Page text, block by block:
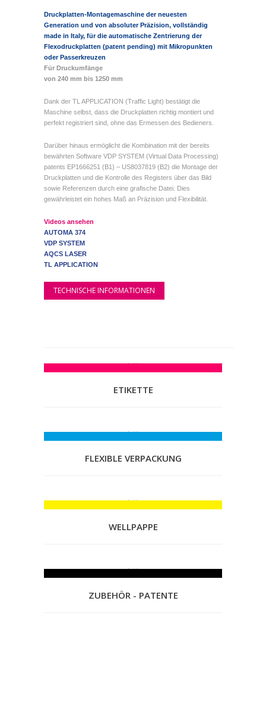
Druckplatten-Montagemaschine der neuesten
Generation und von absoluter Präzision, vollständig
made in Italy, für die automatische Zentrierung der
Flexodruckplatten (patent pending) mit Mikropunkten
oder Passerkreuzen
Für Druckumfänge
von 240 mm bis 1250 mm
Dank der TL APPLICATION (Traffic Light) bestätigt die
Maschine selbst, dass die Druckplatten richtig montiert und
perfekt registriert sind, ohne das Ermessen des Bedieners.
Darüber hinaus ermöglicht die Kombination mit der bereits
bewährten Software VDP SYSTEM (Virtual Data Processing)
patents EP1666251 (B1) – US8037819 (B2) die Montage der
Druckplatten und die Kontrolle des Registers über das Bild
sowie Referenzen durch eine grafische Datei. Dies
gewährleistet ein hohes Maß an Präzision und Flexibilität.
Videos ansehen
AUTOMA 374
VDP SYSTEM
AQCS LASER
TL APPLICATION
TECHNISCHE INFORMATIONEN
ETIKETTE
FLEXIBLE VERPACKUNG
WELLPAPPE
ZUBEHÖR - PATENTE